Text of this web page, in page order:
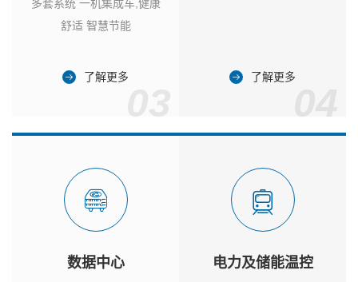
多套系统 一机集成车,健康
舒适 智慧节能
了解更多 了解更多
数据中心 电力及储能温控